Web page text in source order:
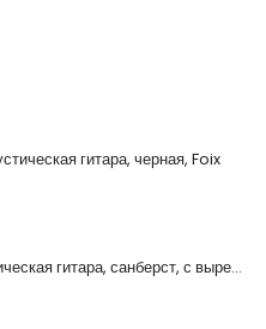
гитара, черная, Foix
FFG-1040SB Акустическая гитара, санберст, с вырезом, Foix